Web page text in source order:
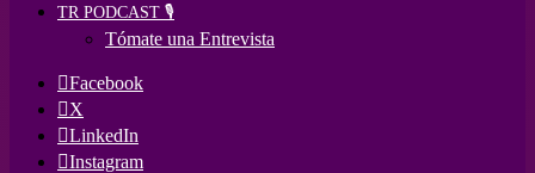
TR PODCAST 🎙️
Tómate una Entrevista
Facebook
X
LinkedIn
Instagram